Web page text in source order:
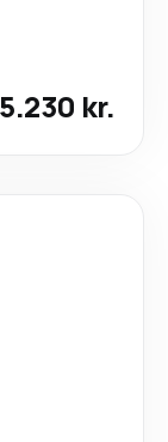
5.230 kr.